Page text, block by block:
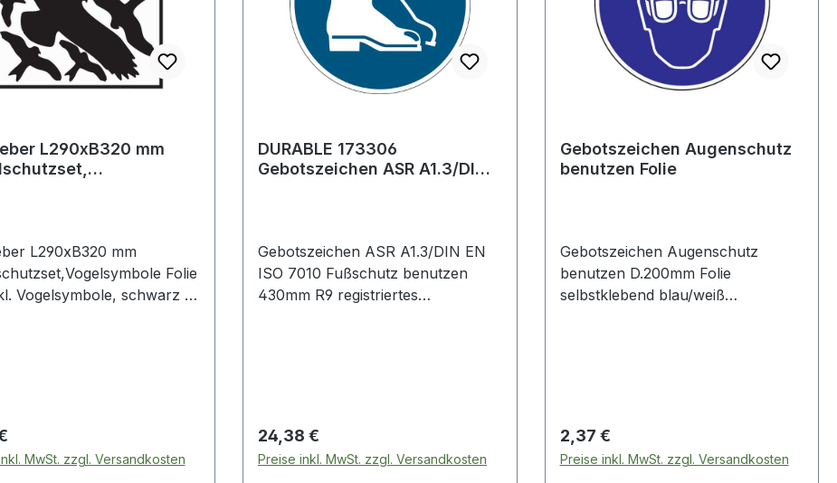
L290xB320 mm
L290xB320 mm
Folie
Vogelsymbole, schwarz ·
Preis:
MwSt. zzgl. Versandkosten
DURABLE 173306
Gebotszeichen ASR A1.3/DIN
Gebotszeichen ASR A1.3/DIN EN
ISO 7010 Fußschutz benutzen
430mm R9 registriertes
Innenbereich, z. B. im Lager,
Distributionszentren, Produktion
etc. · abriebfest und strapazierfähig
Regulärer Preis:
24,38 €
Preise inkl. MwSt. zzgl. Versandkosten
Gebotszeichen Augenschutz
benutzen Folie
Gebotszeichen Augenschutz
benutzen D.200mm Folie
selbstklebend blau/weiß
Regulärer Preis:
2,37 €
Preise inkl. MwSt. zzgl. Versandkosten